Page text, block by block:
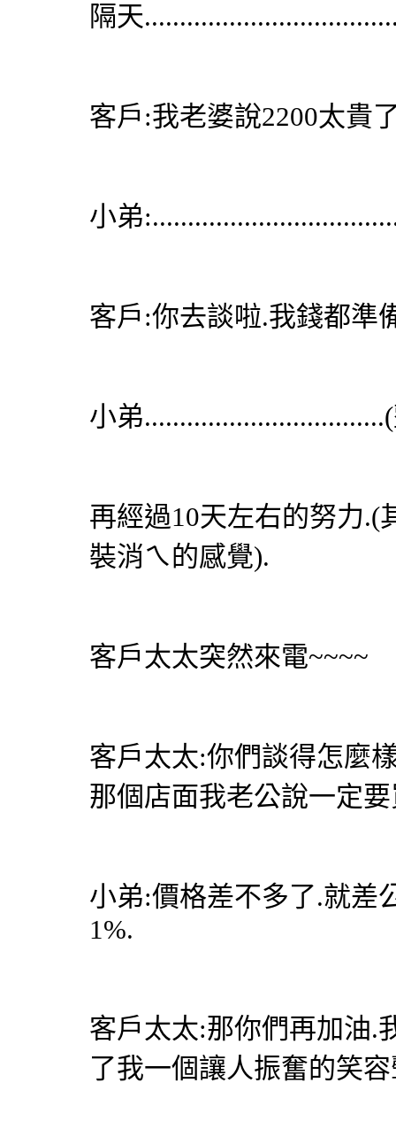
隔天
客戶:我老婆說2200太貴
小弟
客戶:你去談啦.我錢都準
小弟
再經過10天左右的努力.(
裝消ㄟ的感覺).
客戶太太突然來電~~~~
客戶太太:你們談得怎麼
那個店面我老公說一定
小弟:價格差不多了.就差
1%.
客戶太太:那你們再加油.
了我一個讓人振奮的笑